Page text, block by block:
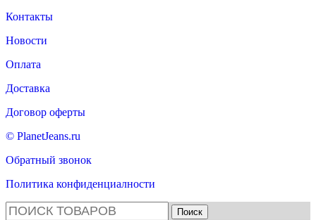
Контакты
Новости
Оплата
Доставка
Договор оферты
© PlanetJeans.ru
Обратный звонок
Политика конфиденциалности
Поиск